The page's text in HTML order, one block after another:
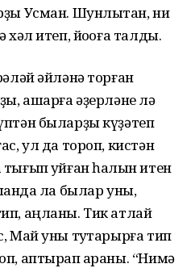
Усман. Шунлыҡтан, ни
хәл итеп, йоҡоға талды.
әйләнә торған
ашарға әҙерләне лә
быларҙы күҙәтеп
ул да тороп, кистән
ҡуйған һалҡын итен
ла былар уны,
аңланы. Тик атлай
Май уны туҡтарырға тип
аптырап ҡараны. “Нимә